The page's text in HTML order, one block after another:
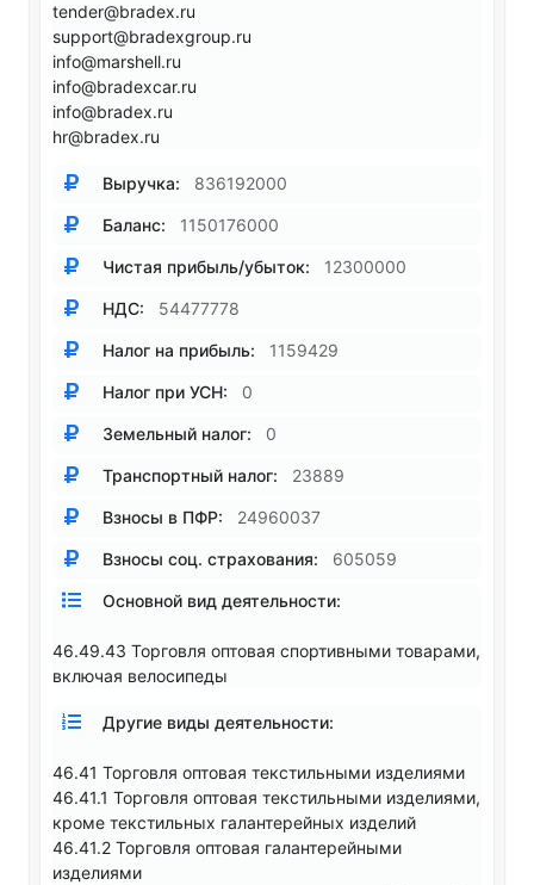
tender@bradex.ru
support@bradexgroup.ru
info@marshell.ru
info@bradexcar.ru
info@bradex.ru
hr@bradex.ru
Выручка: 836192000
Баланс: 1150176000
Чистая прибыль/убыток: 12300000
НДС: 54477778
Налог на прибыль: 1159429
Налог при УСН: 0
Земельный налог: 0
Транспортный налог: 23889
Взносы в ПФР: 24960037
Взносы соц. страхования: 605059
Основной вид деятельности:
46.49.43 Торговля оптовая спортивными товарами,
включая велосипеды
Другие виды деятельности:
46.41 Торговля оптовая текстильными изделиями
46.41.1 Торговля оптовая текстильными изделиями,
кроме текстильных галантерейных изделий
46.41.2 Торговля оптовая галантерейными
изделиями